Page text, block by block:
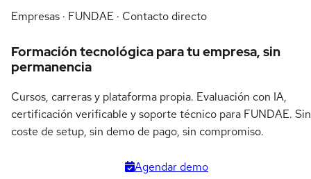
Empresas · FUNDAE · Contacto directo
Formación tecnológica para tu empresa, sin
permanencia
Cursos, carreras y plataforma propia. Evaluación con IA,
certificación verificable y soporte técnico para FUNDAE. Sin
coste de setup, sin demo de pago, sin compromiso.
Agendar demo